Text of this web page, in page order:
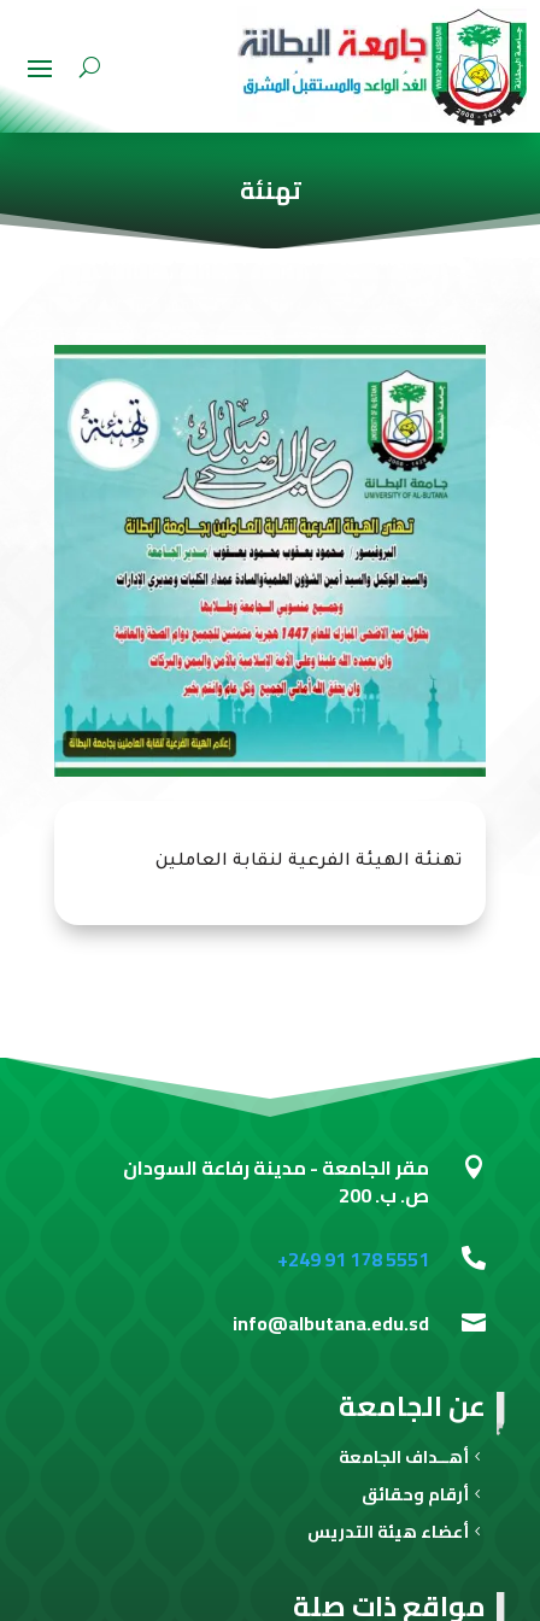
تهنئة
تهنئة الهيئة الفرعية لنقابة العاملين
مواقع ذات صلة
عن الجامعة
أهــداف الجامعة
أرقام وحقائق
أعضاء هيئة التدريس
 مقر الجامعة - مدينة رفاعة السودان
ص. ب. 200

+249 91 178 5551

info@albutana.edu.sd